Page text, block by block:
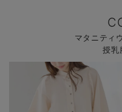
マタニティ
授乳